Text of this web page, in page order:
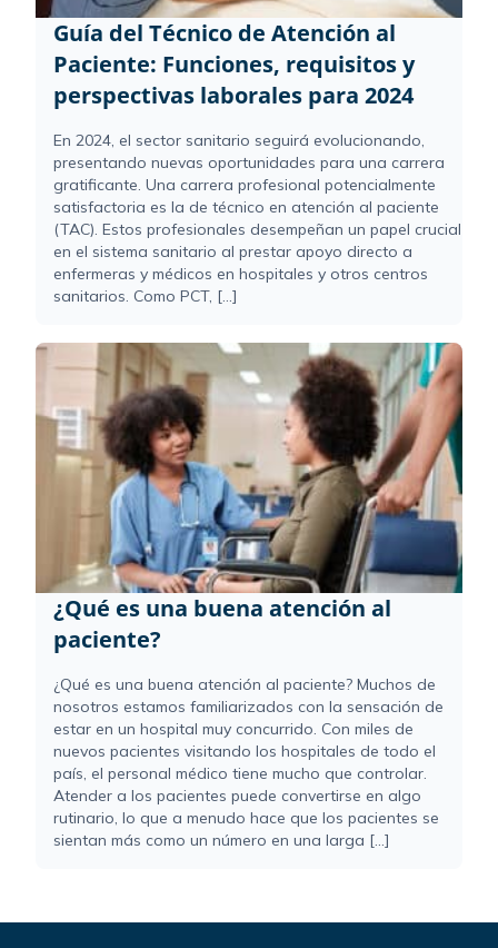
Guía del Técnico de Atención al
Paciente: Funciones, requisitos y
perspectivas laborales para 2024
En 2024, el sector sanitario seguirá evolucionando,
presentando nuevas oportunidades para una carrera
gratificante. Una carrera profesional potencialmente
satisfactoria es la de técnico en atención al paciente
(TAC). Estos profesionales desempeñan un papel crucial
en el sistema sanitario al prestar apoyo directo a
enfermeras y médicos en hospitales y otros centros
sanitarios. Como PCT, [...]
¿Qué es una buena atención al
paciente?
¿Qué es una buena atención al paciente? Muchos de
nosotros estamos familiarizados con la sensación de
estar en un hospital muy concurrido. Con miles de
nuevos pacientes visitando los hospitales de todo el
país, el personal médico tiene mucho que controlar.
Atender a los pacientes puede convertirse en algo
rutinario, lo que a menudo hace que los pacientes se
sientan más como un número en una larga [...]